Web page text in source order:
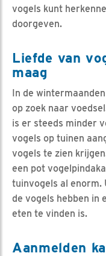
vogels kunt
doorgeven.
Liefde van
maag
In de
op zoek naar
is er steeds minder
vogels op tuinen
vogels te zien
een pot
tuinvogels al enorm.
de vogels hebben in
eten te vinden is.
Aanmelden